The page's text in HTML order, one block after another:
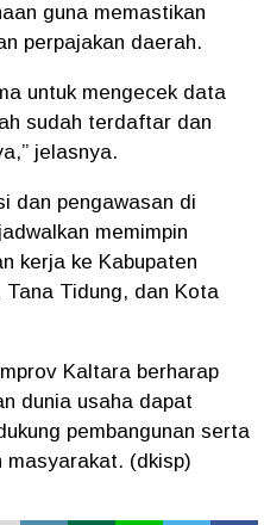
guna memastikan
perpajakan daerah.
untuk mengecek data
sudah terdaftar dan
jelasnya.
dan pengawasan di
memimpin
kerja ke Kabupaten
Tana Tidung, dan Kota
Kaltara berharap
dunia usaha dapat
pembangunan serta
masyarakat. (dkisp)